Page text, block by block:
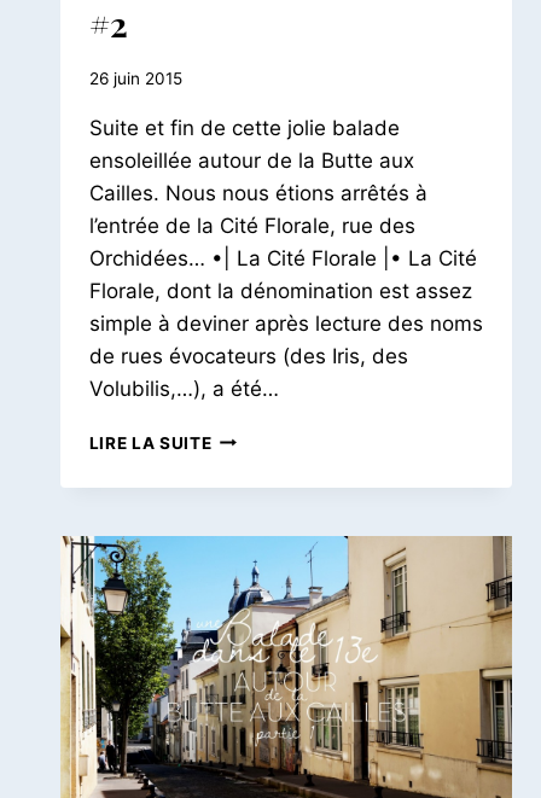
#2
Par
Petit
Pois
26 juin 2015
Suite et fin de cette jolie balade
ensoleillée autour de la Butte aux
Cailles. Nous nous étions arrêtés à
l’entrée de la Cité Florale, rue des
Orchidées… •| La Cité Florale |• La Cité
Florale, dont la dénomination est assez
simple à deviner après lecture des noms
de rues évocateurs (des Iris, des
Volubilis,…), a été…
LIRE LA SUITEUNE
AUTOUR
LA
BUTTE-
AUX-
CAILLES
(13E)
#2